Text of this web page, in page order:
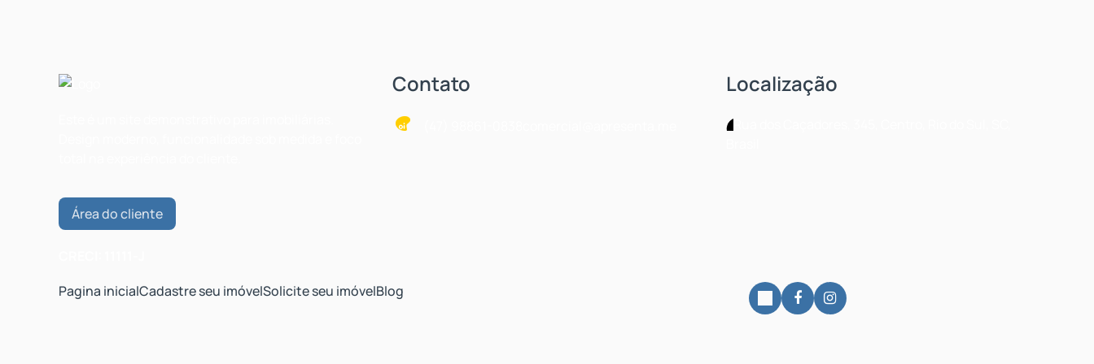
Área do cliente
Contato Localização
Pagina inicialCadastre seu imóvelSolicite seu imóvelBlog